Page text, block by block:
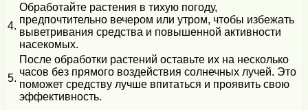
4.
Обработайте растения в тихую погоду,
предпочтительно вечером или утром, чтобы избежать
выветривания средства и повышенной активности
насекомых.
5.
После обработки растений оставьте их на несколько
часов без прямого воздействия солнечных лучей. Это
поможет средству лучше впитаться и проявить свою
эффективность.